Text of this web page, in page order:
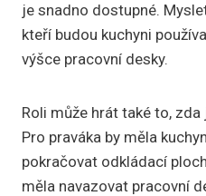
je snadno dostupné.
kteří budou kuchyni
výšce pracovní desky.
Roli může hrát také to,
Pro praváka by měla
pokračovat odkládací
měla navazovat pracovní